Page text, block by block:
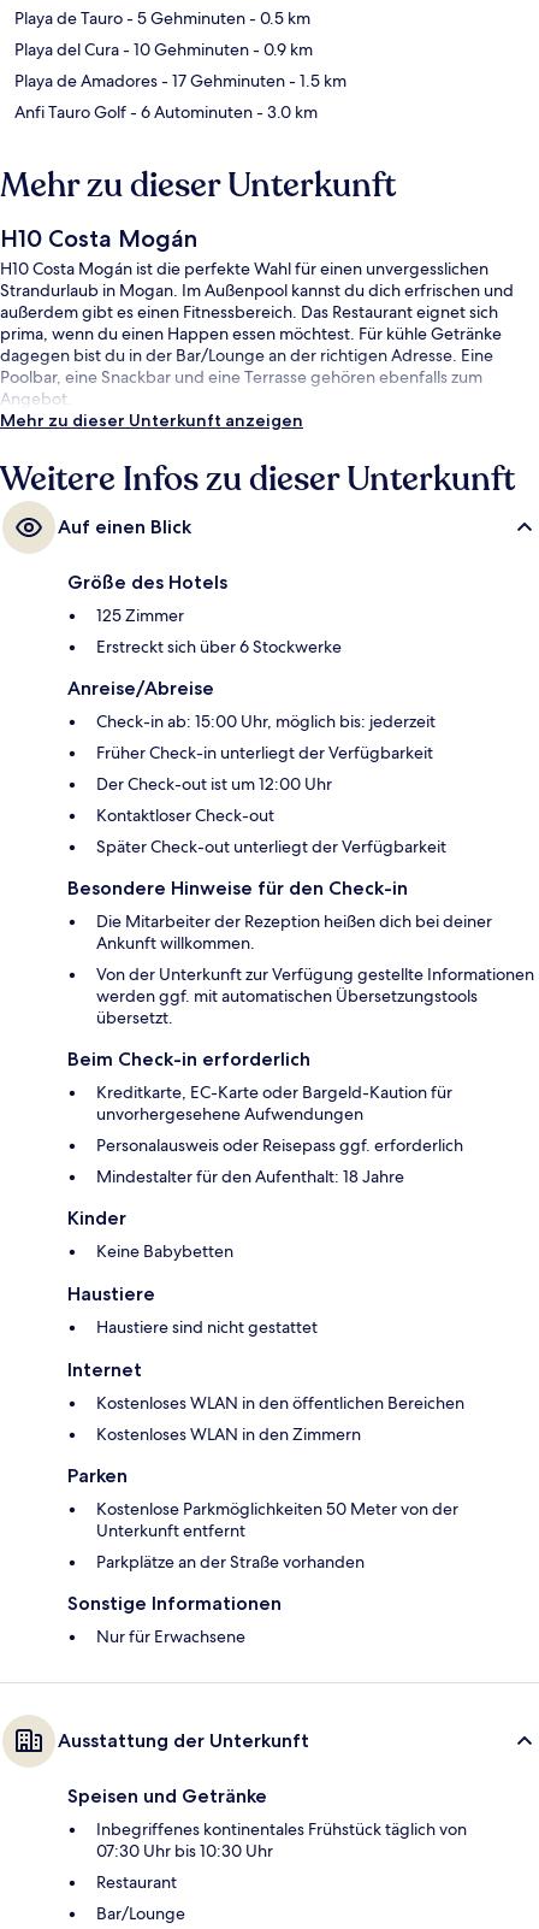
Playa de Tauro- 5 Gehminuten- 0.5 km
Playa del Cura- 10 Gehminuten- 0.9 km
Playa de Amadores- 17 Gehminuten- 1.5 km
Anfi Tauro Golf- 6 Autominuten- 3.0 km
Mehr zu dieser Unterkunft
H10 Costa Mogán
H10 Costa Mogán ist die perfekte Wahl für einen unvergesslichen
Strandurlaub in Mogan. Im Außenpool kannst du dich erfrischen und
außerdem gibt es einen Fitnessbereich. Das Restaurant eignet sich
prima, wenn du einen Happen essen möchtest. Für kühle Getränke
dagegen bist du in der Bar/Lounge an der richtigen Adresse. Eine
Poolbar, eine Snackbar und eine Terrasse gehören ebenfalls zum
Angebot.
Mehr zu dieser Unterkunft anzeigen
Weitere Infos zu dieser Unterkunft
Auf einen Blick
Größe des Hotels
125 Zimmer
Erstreckt sich über 6 Stockwerke
Anreise/Abreise
Check-in ab: 15:00 Uhr, möglich bis: jederzeit
Früher Check-in unterliegt der Verfügbarkeit
Der Check-out ist um 12:00 Uhr
Kontaktloser Check-out
Später Check-out unterliegt der Verfügbarkeit
Besondere Hinweise für den Check-in
Die Mitarbeiter der Rezeption heißen dich bei deiner
Ankunft willkommen.
Von der Unterkunft zur Verfügung gestellte Informationen
werden ggf. mit automatischen Übersetzungstools
übersetzt.
Beim Check-in erforderlich
Kreditkarte, EC-Karte oder Bargeld-Kaution für
unvorhergesehene Aufwendungen
Personalausweis oder Reisepass ggf. erforderlich
Mindestalter für den Aufenthalt: 18 Jahre
Kinder
Keine Babybetten
Haustiere
Haustiere sind nicht gestattet
Internet
Kostenloses WLAN in den öffentlichen Bereichen
Kostenloses WLAN in den Zimmern
Parken
Kostenlose Parkmöglichkeiten 50 Meter von der
Unterkunft entfernt
Parkplätze an der Straße vorhanden
Sonstige Informationen
Nur für Erwachsene
Ausstattung der Unterkunft
Speisen und Getränke
Inbegriffenes kontinentales Frühstück täglich von
07:30 Uhr bis 10:30 Uhr
Restaurant
Bar/Lounge